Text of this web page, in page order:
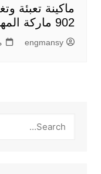
ماكينة تعبئة
902 ماركة المهندس منسى
engmansy